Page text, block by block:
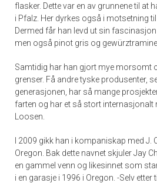
flasker. Dette var en av grunnene til at
i Pfalz. Her dyrkes også i motsetning
Dermed får han levd ut sin
men også pinot gris og
Samtidig har han gjort mye morsomt
grenser. Få andre tyske produsenter,
generasjonen, har så mange
farten og har et så stort internasjonalt
Loosen.
I 2009 gikk han i kompaniskap med J.
Oregon. Bak dette navnet skjuler Jay
en gammel venn og likesinnet som
i en garasje i 1996 i Oregon. -Selv etter